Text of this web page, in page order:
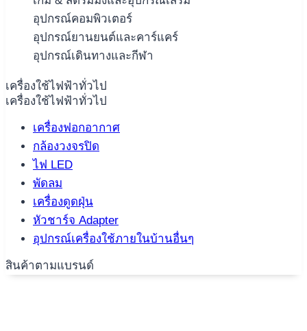
อุปกรณ์คอมพิวเตอร์
อุปกรณ์ยานยนต์และคาร์แคร์
อุปกรณ์เดินทางและกีฬา
เครื่องใช้ไฟฟ้าทั่วไป
เครื่องใช้ไฟฟ้าทั่วไป
เครื่องฟอกอากาศ
กล้องวงจรปิด
ไฟ LED
พัดลม
เครื่องดูดฝุ่น
หัวชาร์จ Adapter
อุปกรณ์เครื่องใช้ภายในบ้านอื่นๆ
สินค้าตามแบรนด์